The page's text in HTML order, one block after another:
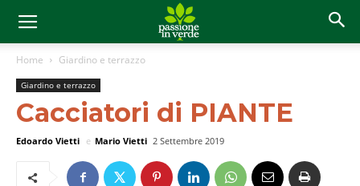
Home Giardino e terrazzo
Giardino e terrazzo
Cacciatori di PIANTE
Edoardo Vietti e Mario Vietti 2 Settembre 2019